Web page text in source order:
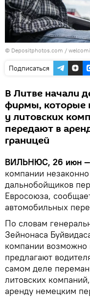
© Depositphotos.com /
Подписаться
В Литве начали
фирмы, которые
у литовских
передают в
границей
ВИЛЬНЮС, 26 июн —
компании
дальнобойщиков
Евросоюза,
автомобильных
По словам
Зейнонаса
компании возможно
предлагают
самом деле
литовских
аренду немецким